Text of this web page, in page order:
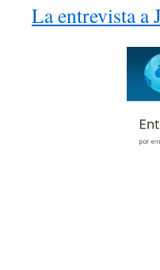
La entrevista a